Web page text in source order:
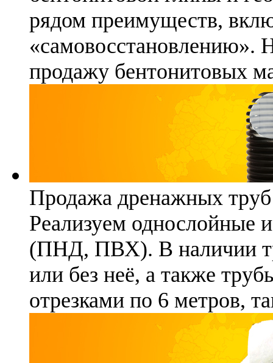
рядом преимуществ,
«самовосстановлению».
продажу бентонитовых
Продажа дренажных труб
Реализуем однослойные
(ПНД, ПВХ). В наличии
или без неё, а также
отрезками по 6 метров,